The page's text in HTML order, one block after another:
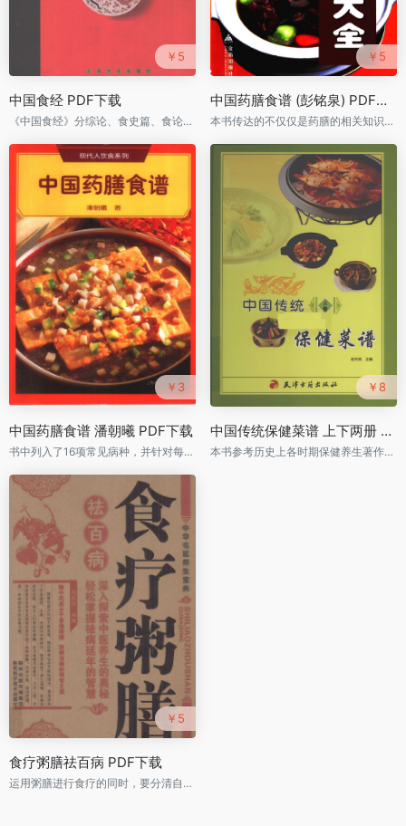
￥5
中国食经 PDF下载
《中国食经》分综论、食史篇、食论篇、食料篇、食艺篇、食珍篇（上）、食珍篇（下）、食养篇、食俗篇、食礼篇、食事篇、食典篇及附录等12个部分
￥5
中国药膳食谱 (彭铭泉) PDF下载
本书传达的不仅仅是药膳的相关知识，更多的是切实可行获取健康的药膳制作实例
￥3
中国药膳食谱 潘朝曦 PDF下载
书中列入了16项常见病种，并针对每项病种列举5道药膳食谱，每道食谱都经过临床对症应用，效果肯定
￥8
中国传统保健菜谱 上下两册 PDF下载
本书参考历史上各时期保健养生著作，深入研究各大菜系传统菜品，并结合现代中医营养及烹饪原料的研究，按各大菜系、各类烹饪原材料分类，选用保健菜品900余例
￥5
食疗粥膳祛百病 PDF下载
运用粥膳进行食疗的同时，要分清自己是何体质，注意各种食物及中药材之间的搭配，此外，还要注意季节与气候的不同